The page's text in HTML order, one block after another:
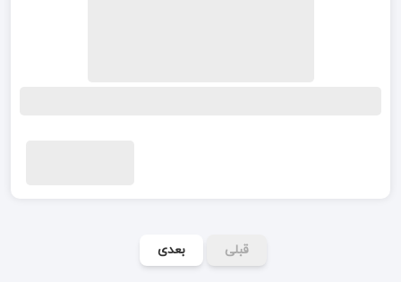
قبلی بعدی